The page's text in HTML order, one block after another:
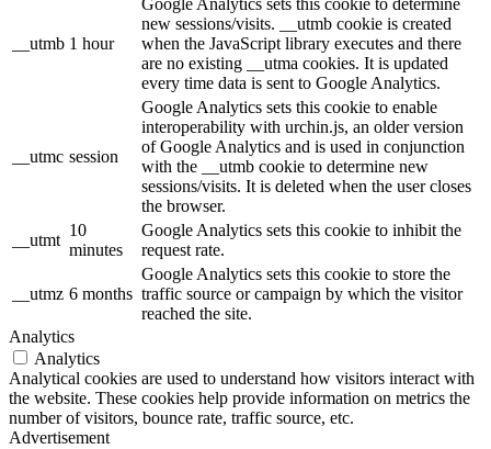
__utmb 1 hour
Google Analytics sets this cookie to determine
new sessions/visits. __utmb cookie is created
when the JavaScript library executes and there
are no existing __utma cookies. It is updated
every time data is sent to Google Analytics.
__utmc session
Google Analytics sets this cookie to enable
interoperability with urchin.js, an older version
of Google Analytics and is used in conjunction
with the __utmb cookie to determine new
sessions/visits. It is deleted when the user closes
the browser.
__utmt
10
minutes
Google Analytics sets this cookie to inhibit the
request rate.
__utmz 6 months
Google Analytics sets this cookie to store the
traffic source or campaign by which the visitor
reached the site.
Analytics
Analytics
Analytical cookies are used to understand how visitors interact with
the website. These cookies help provide information on metrics the
number of visitors, bounce rate, traffic source, etc.
Advertisement